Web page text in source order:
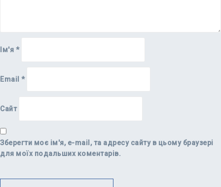
Ім'я *
Email *
Сайт
Зберегти моє ім'я, e-mail, та адресу сайту в цьому браузері
для моїх подальших коментарів.